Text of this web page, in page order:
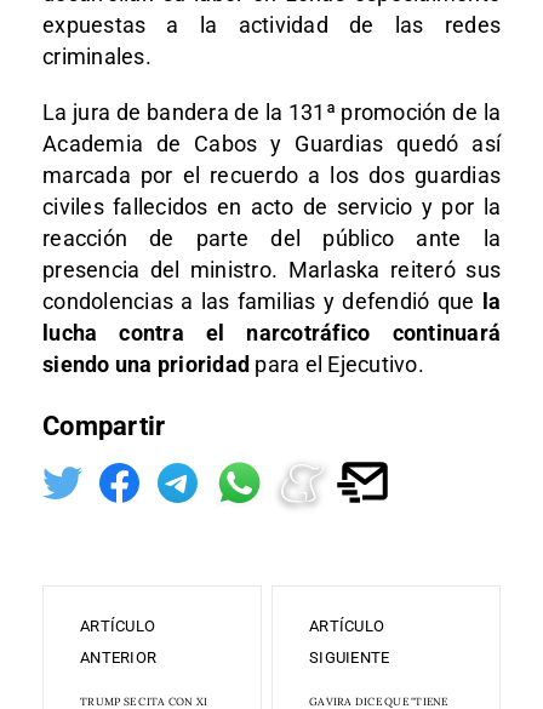
expuestas a la actividad de las redes
criminales.
La jura de bandera de la 131ª promoción de la
Academia de Cabos y Guardias quedó así
marcada por el recuerdo a los dos guardias
civiles fallecidos en acto de servicio y por la
reacción de parte del público ante la
presencia del ministro. Marlaska reiteró sus
condolencias a las familias y defendió que
la
lucha contra el narcotráfico continuará
siendo una prioridad para el Ejecutivo.
Compartir
ARTÍCULO
ANTERIOR
TRUMP SE CITA CON XI
ARTÍCULO
SIGUIENTE
GAVIRA DICE QUE "TIENE